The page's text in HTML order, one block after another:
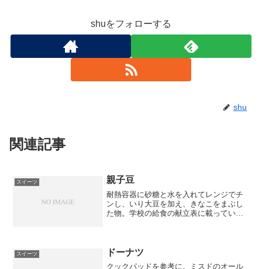
shuをフォローする
shu
関連記事
スイーツ 親子豆
耐熱容器に砂糖と水を入れてレンジでチ
ンし、いり大豆を加え、きなこをまぶし
た物。学校の給食の献立表に載っていま
きなこ好きの子供には好評！...
スイーツ ドーナツ
クックパッドを参考に。ミスドのオール